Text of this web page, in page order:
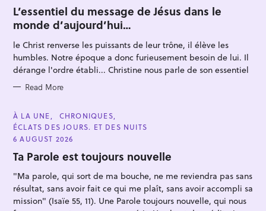
T
E
G
O
R
I
E
S
L’essentiel du message de Jésus dans le
monde d’aujourd’hui…
le Christ renverse les puissants de leur trône, il élève les
humbles. Notre époque a donc furieusement besoin de lui. Il
dérange l'ordre établi... Christine nous parle de son essentiel
Read More
C
A
T
E
O
R
E
À LA UNE
CHRONIQUES
ÉCLATS DES JOURS. ET DES NUITS
6 AUGUST 2026
Ta Parole est toujours nouvelle
"Ma parole, qui sort de ma bouche, ne me reviendra pas sans
résultat, sans avoir fait ce qui me plaît, sans avoir accompli sa
mission" (Isaïe 55, 11). Une Parole toujours nouvelle, qui nous